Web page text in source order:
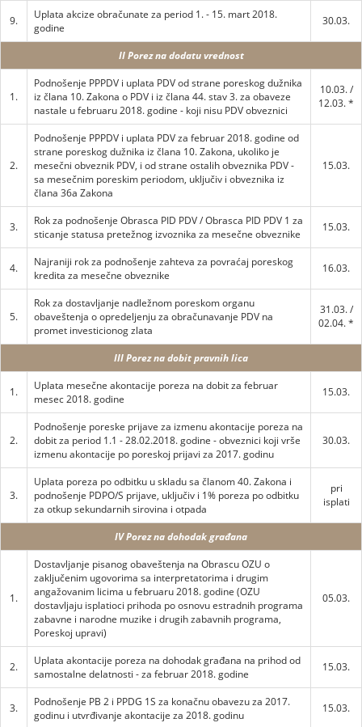
9.
Uplata akcize obračunate za period 1. - 15. mart 2018.
godine
30.03.
II Porez na dodatu vrednost
1.
Podnošenje PPPDV i uplata PDV od strane poreskog dužnika
iz člana 10. Zakona o PDV i iz člana 44. stav 3. za obaveze
nastale u februaru 2018. godine - koji nisu PDV obveznici
10.03. /
12.03. *
2.
Podnošenje PPPDV i uplata PDV za februar 2018. godine od
strane poreskog dužnika iz člana 10. Zakona, ukoliko je
mesečni obveznik PDV, i od strane ostalih obveznika PDV -
sa mesečnim poreskim periodom, uključiv i obveznika iz
člana 36a Zakona
15.03.
3.
Rok za podnošenje Obrasca PID PDV / Obrasca PID PDV 1 za
sticanje statusa pretežnog izvoznika za mesečne obveznike
15.03.
4.
Najraniji rok za podnošenje zahteva za povraćaj poreskog
kredita za mesečne obveznike
16.03.
5.
Rok za dostavljanje nadležnom poreskom organu
obaveštenja o opredeljenju za obračunavanje PDV na
promet investicionog zlata
31.03. /
02.04. *
III Porez na dobit pravnih lica
1.
Uplata mesečne akontacije poreza na dobit za februar
mesec 2018. godine
15.03.
2.
Podnošenje poreske prijave za izmenu akontacije poreza na
dobit za period 1.1 - 28.02.2018. godine - obveznici koji vrše
izmenu akontacije po poreskoj prijavi za 2017. godinu
30.03.
3.
Uplata poreza po odbitku u skladu sa članom 40. Zakona i
podnošenje PDPO/S prijave, uključiv i 1% poreza po odbitku
za otkup sekundarnih sirovina i otpada
pri
isplati
IV Porez na dohodak građana
1.
Dostavljanje pisanog obaveštenja na Obrascu OZU o
zaključenim ugovorima sa interpretatorima i drugim
angažovanim licima u februaru 2018. godine (OZU
dostavljaju isplatioci prihoda po osnovu estradnih programa
zabavne i narodne muzike i drugih zabavnih programa,
Poreskoj upravi)
05.03.
2.
Uplata akontacije poreza na dohodak građana na prihod od
samostalne delatnosti - za februar 2018. godine
15.03.
3.
Podnošenje PB 2 i PPDG 1S za konačnu obavezu za 2017.
godinu i utvrđivanje akontacije za 2018. godinu
15.03.